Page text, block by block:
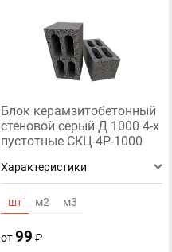
Блок керамзитобетонный
стеновой серый Д 1000 4-х
пустотные СКЦ-4Р-1000
Характеристики
шт м2 м3
от99 ₽